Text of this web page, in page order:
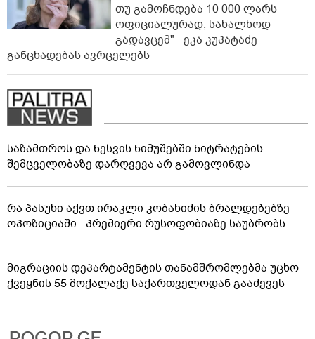
თუ გამოჩნდება 10 000 ლარს
ოფიციალურად, სახალხოდ
გადავცემ" - ეკა კუპატაძე
განცხადებას ავრცელებს
საზამთროს და ნესვის ნიმუშებში ნიტრატების
შემცველობაზე დარღვევა არ გამოვლინდა
რა პასუხი აქვთ ირაკლი კობახიძის ბრალდებებზე
ოპოზიციაში - პრემიერი რუსოფობიაზე საუბრობს
მიგრაციის დეპარტამენტის თანამშრომლებმა უცხო
ქვეყნის 55 მოქალაქე საქართველოდან გააძევეს